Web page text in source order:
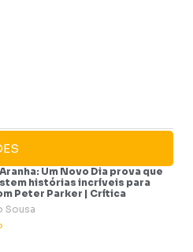
Um Novo Dia prova que
histórias incríveis para
Peter Parker | Crítica
Sousa